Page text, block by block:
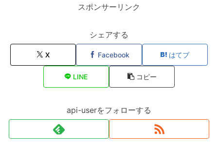
スポンサーリンク
シェアする
X Facebook はてブ
LINE コピー
api-userをフォローする